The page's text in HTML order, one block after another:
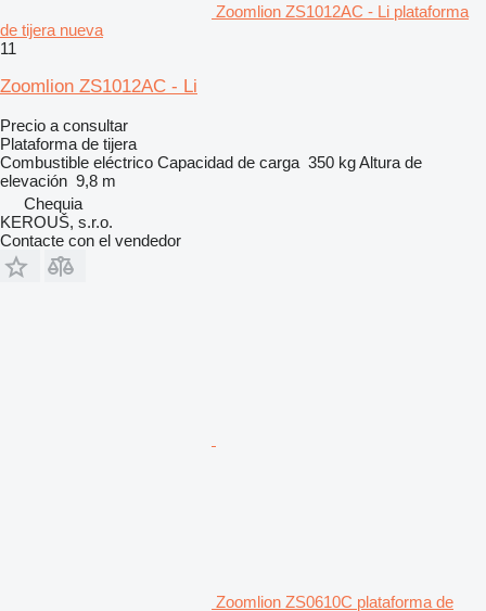
Zoomlion ZS1012AC - Li plataforma
de tijera nueva
11
Zoomlion ZS1012AC - Li
Precio a consultar
Plataforma de tijera
Combustible eléctrico Capacidad de carga 350 kgAltura de
elevación 9,8 m
Chequia
KEROUŠ, s.r.o.
Contacte con el vendedor
Zoomlion ZS0610C plataforma de